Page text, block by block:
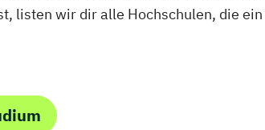
listen wir dir alle Hochschulen, die